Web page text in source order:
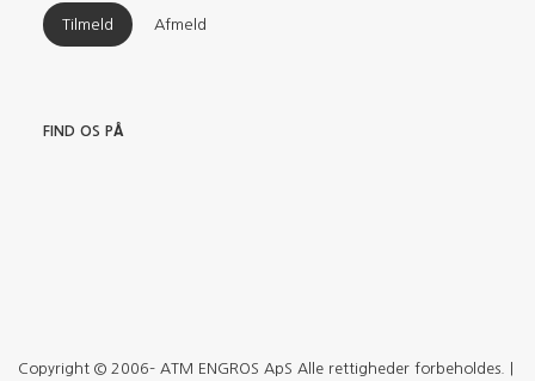
Tilmeld Afmeld
FIND OS PÅ
Copyright © 2006– ATM ENGROS ApS Alle rettigheder forbeholdes. |